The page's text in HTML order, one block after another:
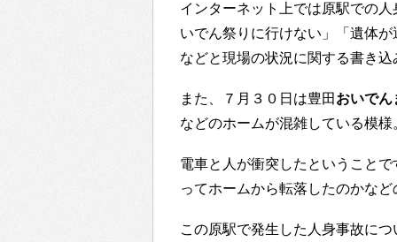
インターネット上では原駅での
いでん祭りに行けない」「遺体
などと現場の状況に関する書き
また、７月３０日は豊田 おいでん
などのホームが混雑している模様
電車と人が衝突したということ
ってホームから転落したのかな
この原駅で発生した人身事故に